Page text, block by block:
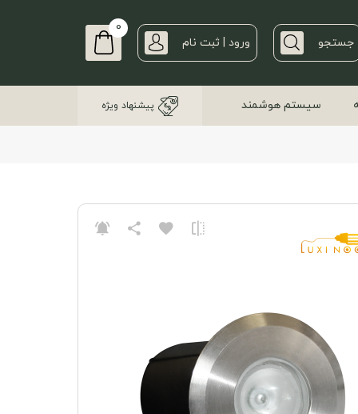
جستجو ورود | ثبت نام
0
سیستم هوشمند پیشنهاد ویژه